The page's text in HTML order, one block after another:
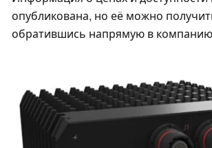
опубликована, но её можно
обратившись напрямую в компанию